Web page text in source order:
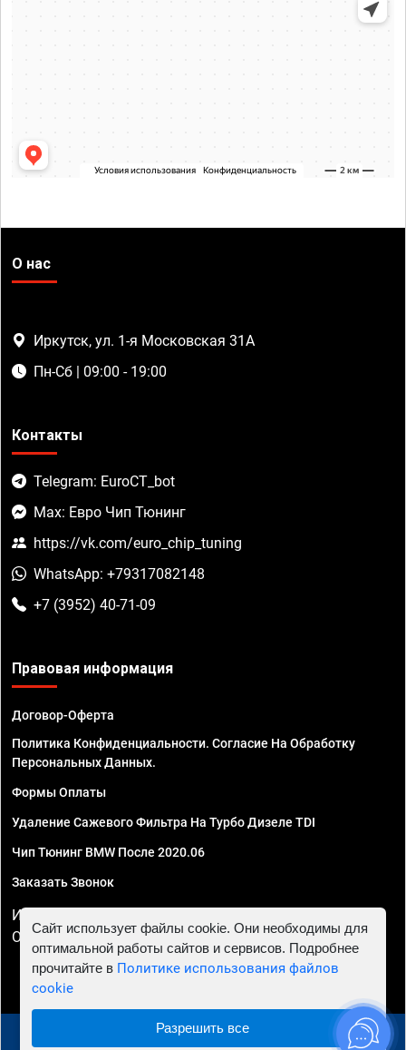
О нас
Иркутск, ул. 1-я Московская 31А
Пн-Сб | 09:00 - 19:00
Контакты
Telegram: EuroCT_bot
Max: Евро Чип Тюнинг
https://vk.com/euro_chip_tuning
WhatsApp: +79317082148
+7 (3952) 40-71-09
Правовая информация
Договор-Оферта
Политика Конфиденциальности. Согласие На Обработку
Персональных Данных.
Формы Оплаты
Удаление Сажевого Фильтра На Турбо Дизеле TDI
Чип Тюнинг BMW После 2020.06
Заказать Звонок
ИП Смирнов Георгий Павлович. ИНН 781302555843,
ОГРНИП 324470400032610
© 2010 - 2026 Чип тюнинг в Иркутске - Автосервис
Сайт использует файлы cookie. Они необходимы для
оптимальной работы сайтов и сервисов. Подробнее
прочитайте в Политике использования файлов
cookie
Разрешить все